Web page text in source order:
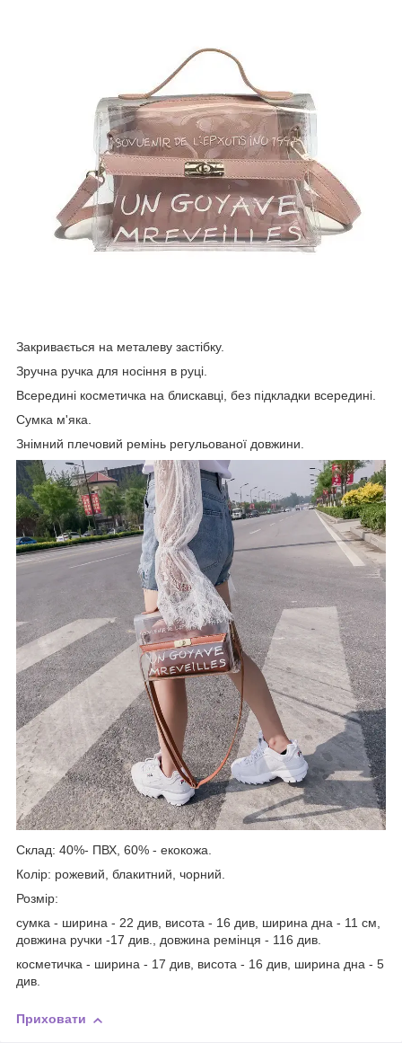
Закривається на металеву застібку.
Зручна ручка для носіння в руці.
Всередині косметичка на блискавці, без підкладки всередині.
Сумка м'яка.
Знімний плечовий ремінь регульованої довжини.
Склад: 40%- ПВХ, 60% - екокожа.
Колір: рожевий, блакитний, чорний.
Розмір:
сумка - ширина - 22 див, висота - 16 див, ширина дна - 11 см,
довжина ручки -17 див., довжина ремінця - 116 див.
косметичка - ширина - 17 див, висота - 16 див, ширина дна - 5
див.
Приховати